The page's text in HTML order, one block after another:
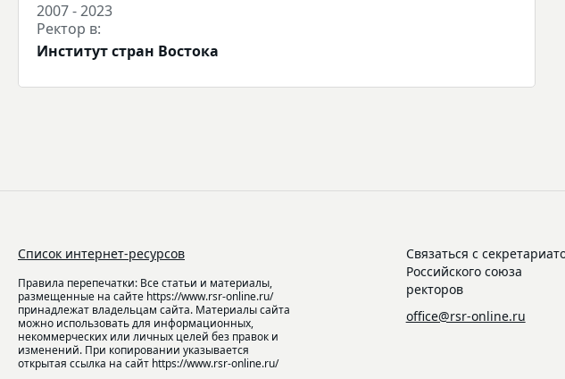
2007 - 2023
Ректор в:
Институт стран Востока
Список интернет-ресурсов
Правила перепечатки: Все статьи и материалы,
размещенные на сайте https://www.rsr-online.ru/
принадлежат владельцам сайта. Материалы сайта
можно использовать для информационных,
некоммерческих или личных целей без правок и
изменений. При копировании указывается
открытая ссылка на сайт https://www.rsr-online.ru/
Связаться с
Российского союза
ректоров
office@rsr-online.ru